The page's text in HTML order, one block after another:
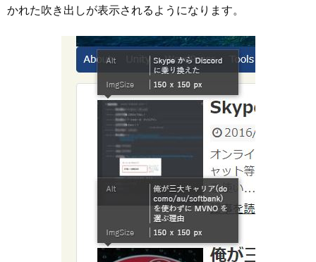
かれた吹き出しが表示されるようになります。